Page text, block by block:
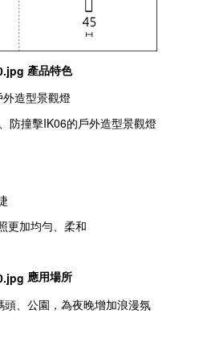
產品特色
造型景觀燈
防撞擊IK06的戶外造型景觀燈
更加均勻、柔和
應用場所
、公園，為夜晚增加浪漫氛